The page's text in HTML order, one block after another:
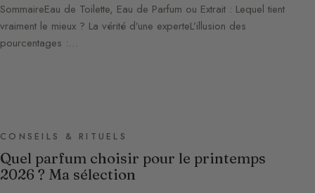
SommaireEau de Toilette, Eau de Parfum ou Extrait : Lequel tient
vraiment le mieux ? La vérité d’une experteL’illusion des
pourcentages :…
CONSEILS & RITUELS
Quel parfum choisir pour le printemps
2026 ? Ma sélection